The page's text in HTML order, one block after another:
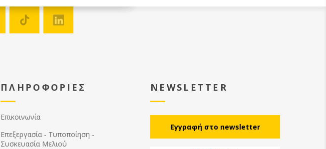
ΠΛΗΡΟΦΟΡΙΕΣ
Επικοινωνία
Επεξεργασία - Τυποποίηση -
Συσκευασία Μελιού
NEWSLETTER
Eγγραφή στο newsletter